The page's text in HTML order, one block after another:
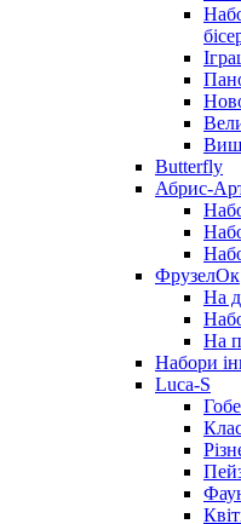
Butterfly
Абрис-
ФрузелОк
На
На
Набори
Luca-S